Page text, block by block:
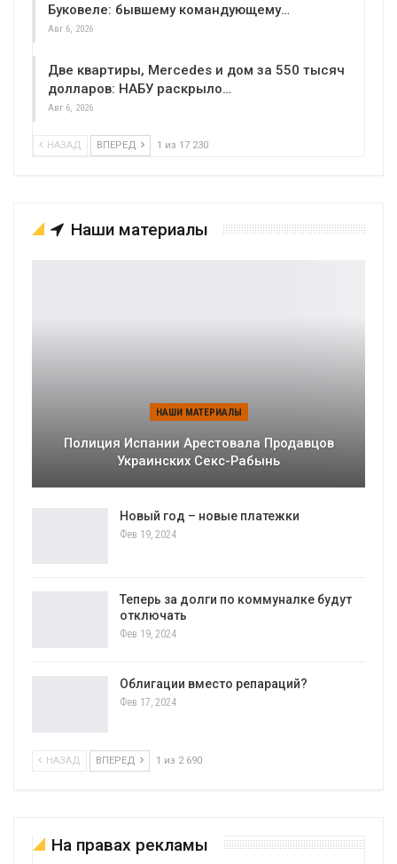
Буковеле: бывшему командующему…
Авг 6, 2026
Две квартиры, Mercedes и дом за 550 тысяч
долларов: НАБУ раскрыло…
Авг 6, 2026
НАЗАД ВПЕРЕД 1 из 17 230
Наши материалы
НАШИ МАТЕРИАЛЫ
Полиция Испании Арестовала Продавцов
Украинских Секс-Рабынь
Новый год – новые платежки
Фев 19, 2024
Теперь за долги по коммуналке будут
отключать
Фев 19, 2024
Облигации вместо репараций?
Фев 17, 2024
НАЗАД ВПЕРЕД 1 из 2 690
На правах рекламы